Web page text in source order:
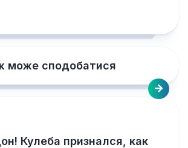
може сподобатися
Кулеба признался, как